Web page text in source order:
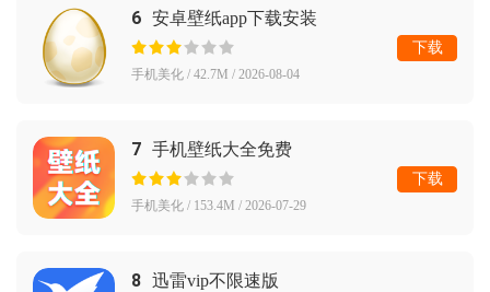
6 安卓壁纸app下载安装
手机美化 / 42.7M / 2026-08-04
下载
7 手机壁纸大全免费
手机美化 / 153.4M / 2026-07-29
下载
8 迅雷vip不限速版